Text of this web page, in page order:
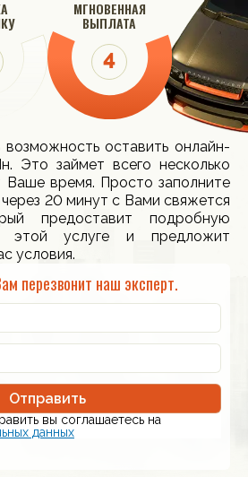
МГНОВЕННАЯ
ВЫПЛАТА
оставить онлайн-
Это займет всего несколько
Ваше время. Просто заполните
20 минут с Вами свяжется
предоставит подробную
этой услуге и предложит
условия.
перезвонит наш эксперт.
Отправить
вы соглашаетесь на
данных